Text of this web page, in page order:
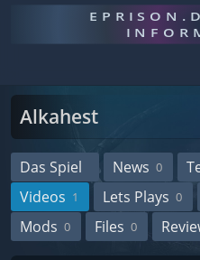
Alkahest
Das Spiel News 0
Videos 1 Lets Plays 0
Mods 0 Files 0